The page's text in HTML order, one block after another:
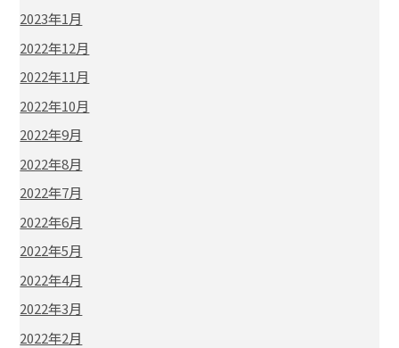
2023年1月
2022年12月
2022年11月
2022年10月
2022年9月
2022年8月
2022年7月
2022年6月
2022年5月
2022年4月
2022年3月
2022年2月